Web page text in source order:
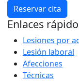
Reservar cita
Enlaces
Lesiones por
Lesión laboral
Afecciones
Técnicas